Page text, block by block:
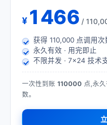
¥ 1466 /
获得 110,000 点调用次
永久有效 · 用完即止
不限并发 · 7×24 技术
一次性到账 110000 点,永
数。